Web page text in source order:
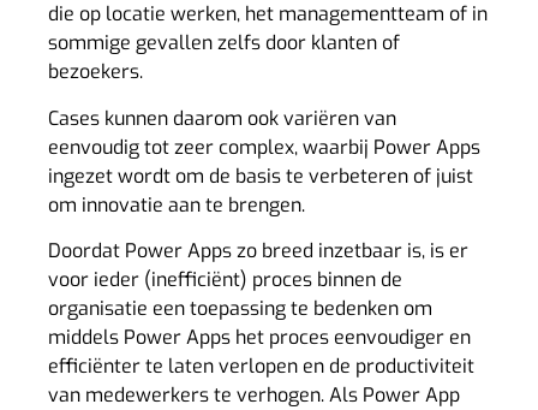
die op locatie werken, het managementteam of in
sommige gevallen zelfs door klanten of
bezoekers.
Cases kunnen daarom ook variëren van
eenvoudig tot zeer complex, waarbij Power Apps
ingezet wordt om de basis te verbeteren of juist
om innovatie aan te brengen.
Doordat Power Apps zo breed inzetbaar is, is er
voor ieder (inefficiënt) proces binnen de
organisatie een toepassing te bedenken om
middels Power Apps het proces eenvoudiger en
efficiënter te laten verlopen en de productiviteit
van medewerkers te verhogen. Als Power App